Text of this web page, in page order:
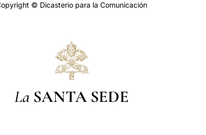
© Dicasterio para la Comunicación
La SANTA SEDE